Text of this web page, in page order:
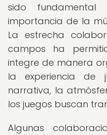
sido
importancia de la
La estrecha
campos ha
integre de manera
la experiencia de
narrativa, la
los juegos buscan
Algunas